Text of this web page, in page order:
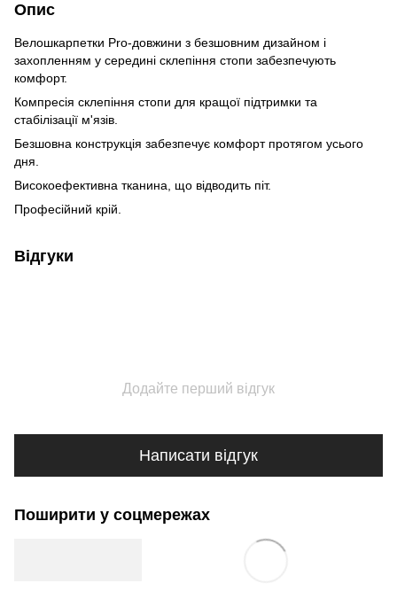
Опис
Велошкарпетки Pro-довжини з безшовним дизайном і
захопленням у середині склепіння стопи забезпечують
комфорт.
Компресія склепіння стопи для кращої підтримки та
стабілізації м'язів.
Безшовна конструкція забезпечує комфорт протягом усього
дня.
Високоефективна тканина, що відводить піт.
Професійний крій.
Відгуки
Додайте перший відгук
Написати відгук
Поширити у соцмережах